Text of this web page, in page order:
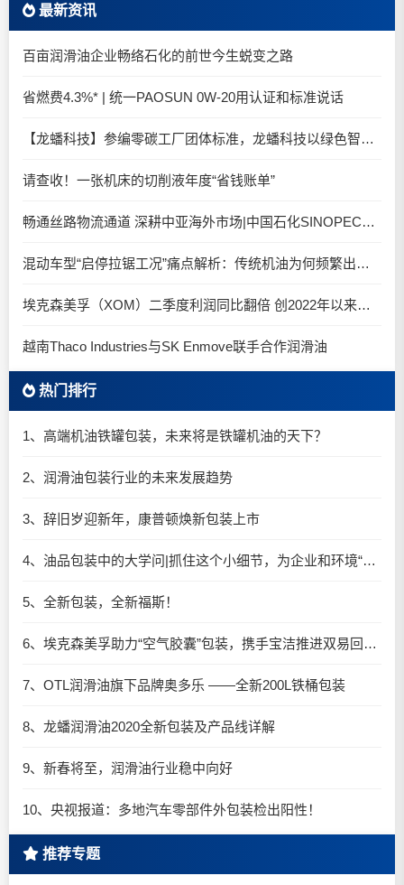
最新资讯
百亩润滑油企业畅络石化的前世今生蜕变之路
省燃费4.3%* | 统一PAOSUN 0W-20用认证和标准说话
【龙蟠科技】参编零碳工厂团体标准，龙蟠科技以绿色智造锚定零碳未来
请查收！一张机床的切削液年度“省钱账单”
畅通丝路物流通道 深耕中亚海外市场|中国石化SINOPEC润滑油北京-阿拉木图图定班列顺利抵达
混动车型“启停拉锯工况”痛点解析：传统机油为何频繁出现油泥堆积？
埃克森美孚（XOM）二季度利润同比翻倍 创2022年以来新高
越南Thaco Industries与SK Enmove联手合作润滑油
热门排行
1、高端机油铁罐包装，未来将是铁罐机油的天下？
2、润滑油包装行业的未来发展趋势
3、辞旧岁迎新年，康普顿焕新包装上市
4、油品包装中的大学问|抓住这个小细节，为企业和环境“减负”
5、全新包装，全新福斯！
6、埃克森美孚助力“空气胶囊”包装，携手宝洁推进双易回收细则实施
7、OTL润滑油旗下品牌奥多乐 ——全新200L铁桶包装
8、龙蟠润滑油2020全新包装及产品线详解
9、新春将至，润滑油行业稳中向好
10、央视报道：多地汽车零部件外包装检出阳性！
推荐专题